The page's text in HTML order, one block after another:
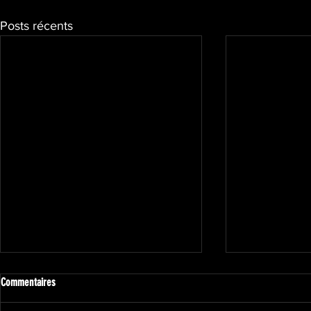
Posts récents
Commentaires